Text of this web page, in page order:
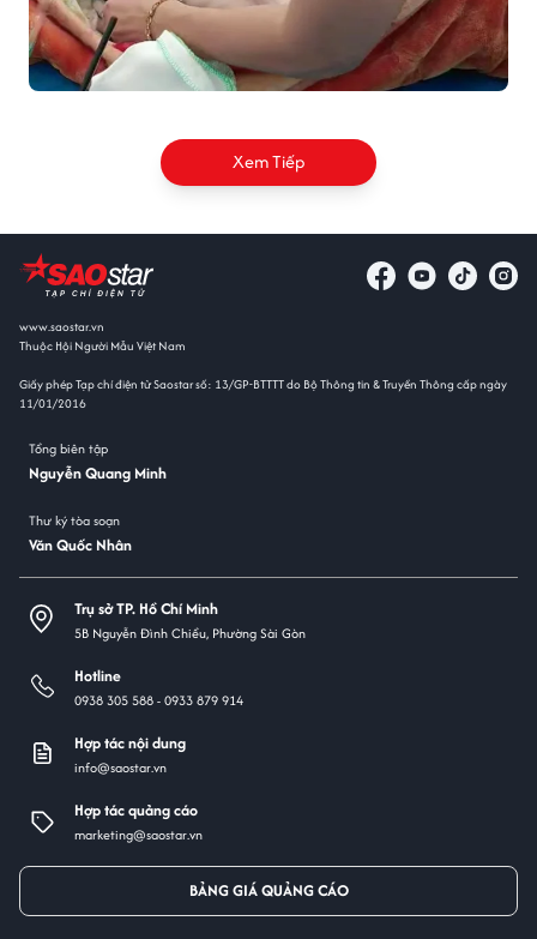
Xem Tiếp
www.saostar.vn
Thuộc Hội Người Mẫu Việt Nam
Giấy phép Tạp chí điện tử Saostar số: 13/GP-BTTTT do Bộ Thông tin & Truyền Thông cấp ngày
11/01/2016
Tổng biên tập
Nguyễn Quang Minh
Thư ký tòa soạn
Văn Quốc Nhân
Trụ sở TP. Hồ Chí Minh
5B Nguyễn Đình Chiểu, Phường Sài Gòn
Hotline
0938 305 588 -0933 879 914
Hợp tác nội dung
info@saostar.vn
Hợp tác quảng cáo
marketing@saostar.vn
BẢNG GIÁ QUẢNG CÁO